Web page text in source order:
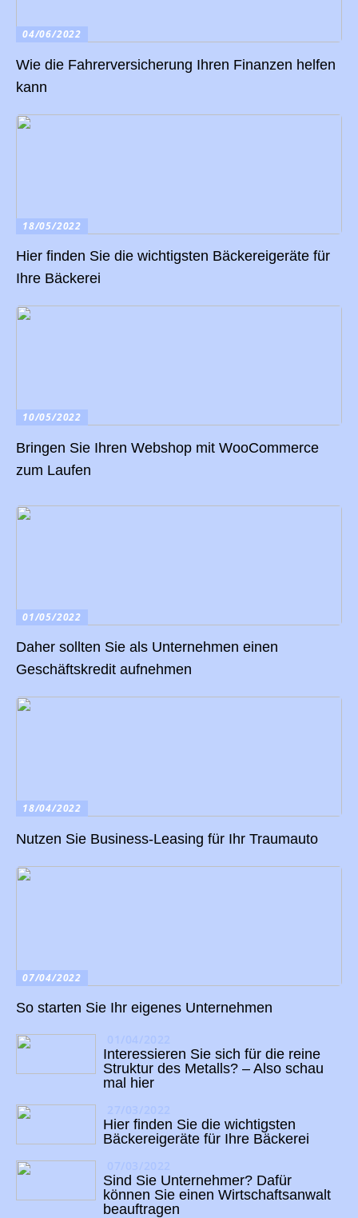
04/06/2022
Wie die Fahrerversicherung Ihren Finanzen helfen
kann
18/05/2022
Hier finden Sie die wichtigsten Bäckereigeräte für
Ihre Bäckerei
10/05/2022
Bringen Sie Ihren Webshop mit WooCommerce
zum Laufen
01/05/2022
Daher sollten Sie als Unternehmen einen
Geschäftskredit aufnehmen
18/04/2022
Nutzen Sie Business-Leasing für Ihr Traumauto
07/04/2022
So starten Sie Ihr eigenes Unternehmen
Interessieren Sie sich für die reine
Struktur des Metalls? – Also schau
mal hier
Hier finden Sie die wichtigsten
Bäckereigeräte für Ihre Bäckerei
Sind Sie Unternehmer? Dafür
können Sie einen Wirtschaftsanwalt
beauftragen